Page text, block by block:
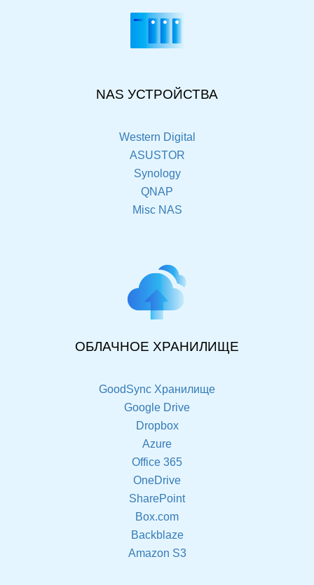
NAS УСТРОЙСТВА
Western Digital
ASUSTOR
Synology
QNAP
Misc NAS
ОБЛАЧНОЕ ХРАНИЛИЩЕ
GoodSync Хранилище
Google Drive
Dropbox
Azure
Office 365
OneDrive
SharePoint
Box.com
Backblaze
Amazon S3